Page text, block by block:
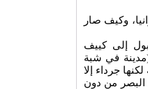
وكيف صار
إلى كييف
في شبة
جرداء إلا
البصر من دون